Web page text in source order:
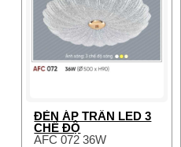
ĐÈN ÁP TRẦN LED 3
CHẾ ĐỘ
AFC 072 36W